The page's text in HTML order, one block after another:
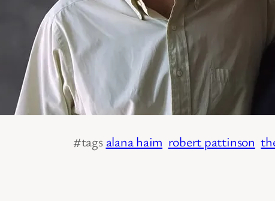
#tags alana haim robert pattinson